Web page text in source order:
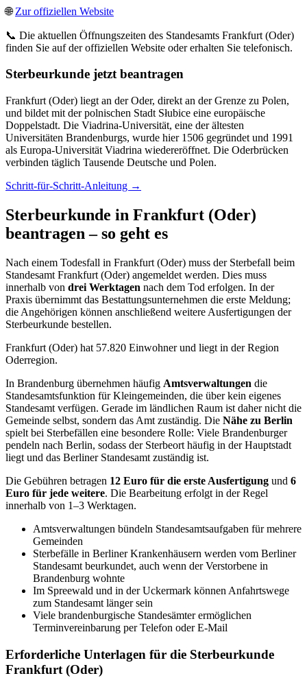
🌐Zur offiziellen Website
📞 Die aktuellen Öffnungszeiten des Standesamts Frankfurt (Oder)
finden Sie auf der offiziellen Website oder erhalten Sie telefonisch.
Sterbeurkunde jetzt beantragen
Frankfurt (Oder) liegt an der Oder, direkt an der Grenze zu Polen,
und bildet mit der polnischen Stadt Słubice eine europäische
Doppelstadt. Die Viadrina-Universität, eine der ältesten
Universitäten Brandenburgs, wurde hier 1506 gegründet und 1991
als Europa-Universität Viadrina wiedereröffnet. Die Oderbrücken
verbinden täglich Tausende Deutsche und Polen.
Schritt-für-Schritt-Anleitung →
Sterbeurkunde in Frankfurt (Oder)
beantragen – so geht es
Nach einem Todesfall in Frankfurt (Oder) muss der Sterbefall beim
Standesamt Frankfurt (Oder) angemeldet werden. Dies muss
innerhalb von drei Werktagen nach dem Tod erfolgen. In der
Praxis übernimmt das Bestattungsunternehmen die erste Meldung;
die Angehörigen können anschließend weitere Ausfertigungen der
Sterbeurkunde bestellen.
Frankfurt (Oder) hat 57.820 Einwohner und liegt in der Region
Oderregion.
In Brandenburg übernehmen häufig Amtsverwaltungen die
Standesamtsfunktion für Kleingemeinden, die über kein eigenes
Standesamt verfügen. Gerade im ländlichen Raum ist daher nicht die
Gemeinde selbst, sondern das Amt zuständig. Die Nähe zu Berlin
spielt bei Sterbefällen eine besondere Rolle: Viele Brandenburger
pendeln nach Berlin, sodass der Sterbeort häufig in der Hauptstadt
liegt und das Berliner Standesamt zuständig ist.
Die Gebühren betragen 12 Euro für die erste Ausfertigung und 6
Euro für jede weitere. Die Bearbeitung erfolgt in der Regel
innerhalb von 1–3 Werktagen.
Amtsverwaltungen bündeln Standesamtsaufgaben für mehrere
Gemeinden
Sterbefälle in Berliner Krankenhäusern werden vom Berliner
Standesamt beurkundet, auch wenn der Verstorbene in
Brandenburg wohnte
Im Spreewald und in der Uckermark können Anfahrtswege
zum Standesamt länger sein
Viele brandenburgische Standesämter ermöglichen
Terminvereinbarung per Telefon oder E-Mail
Erforderliche Unterlagen für die Sterbeurkunde
Frankfurt (Oder)